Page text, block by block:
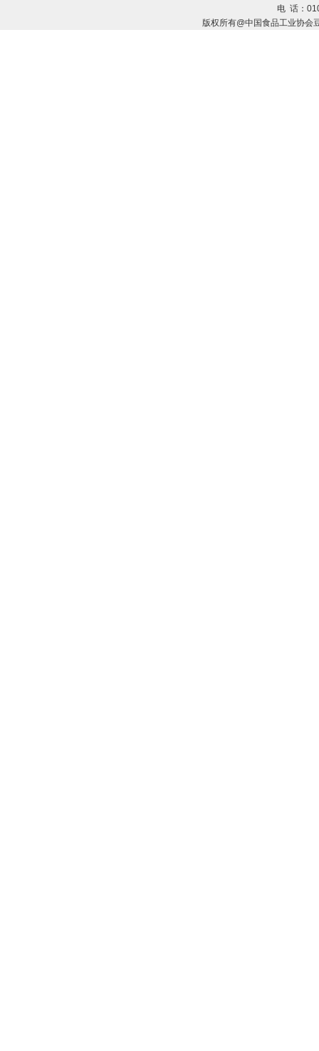
电 话：
版权所有@中国食品工业协